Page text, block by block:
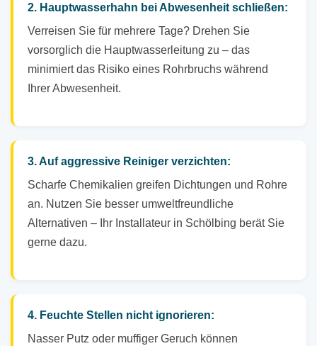
2. Hauptwasserhahn bei Abwesenheit schließen:
Verreisen Sie für mehrere Tage? Drehen Sie
vorsorglich die Hauptwasserleitung zu – das
minimiert das Risiko eines Rohrbruchs während
Ihrer Abwesenheit.
3. Auf aggressive Reiniger verzichten:
Scharfe Chemikalien greifen Dichtungen und Rohre
an. Nutzen Sie besser umweltfreundliche
Alternativen – Ihr Installateur in Schölbing berät Sie
gerne dazu.
4. Feuchte Stellen nicht ignorieren:
Nasser Putz oder muffiger Geruch können